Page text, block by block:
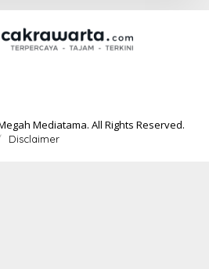
Mediatama. All Rights Reserved.
Disclaimer